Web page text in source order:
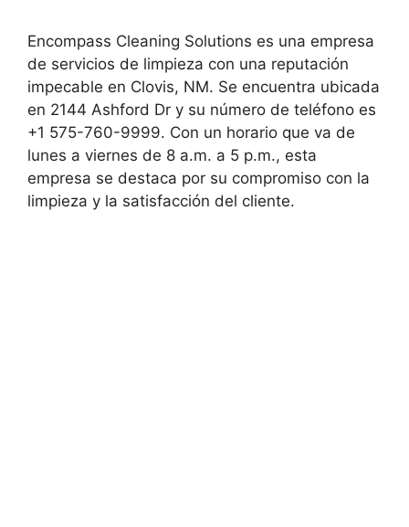
Encompass Cleaning Solutions es una empresa
de servicios de limpieza con una reputación
impecable en Clovis, NM. Se encuentra ubicada
en 2144 Ashford Dr y su número de teléfono es
+1 575-760-9999. Con un horario que va de
lunes a viernes de 8 a.m. a 5 p.m., esta
empresa se destaca por su compromiso con la
limpieza y la satisfacción del cliente.